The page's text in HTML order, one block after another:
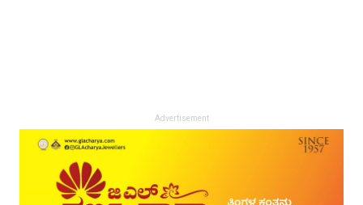
Advertisement